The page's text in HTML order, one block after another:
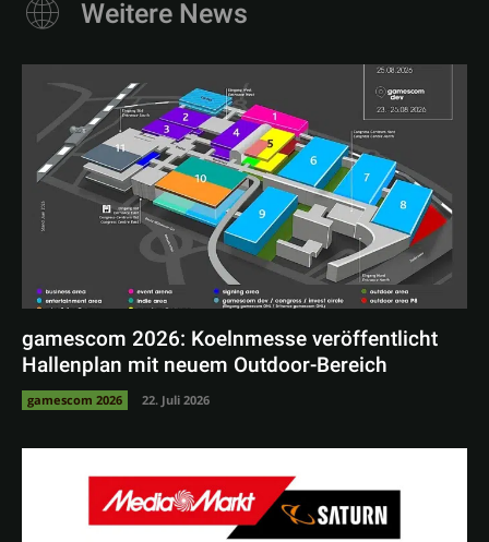
Weitere News
gamescom 2026: Koelnmesse veröffentlicht
Hallenplan mit neuem Outdoor-Bereich
gamescom 2026 22. Juli 2026